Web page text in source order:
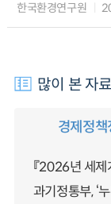
한국환경연구원
많이 본 자료
경제정책
『2026년 세제
과기정통부, ‘